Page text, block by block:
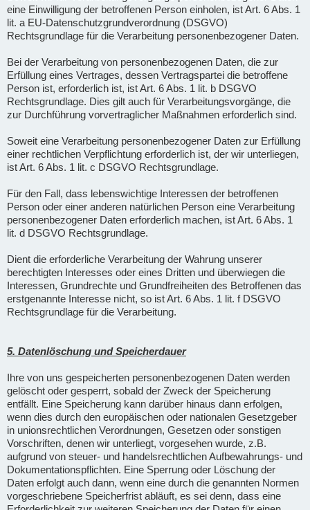
eine Einwilligung der betroffenen Person einholen, ist Art. 6 Abs. 1
lit. a EU-Datenschutzgrundverordnung (DSGVO)
Rechtsgrundlage für die Verarbeitung personenbezogener Daten.
Bei der Verarbeitung von personenbezogenen Daten, die zur
Erfüllung eines Vertrages, dessen Vertragspartei die betroffene
Person ist, erforderlich ist, ist Art. 6 Abs. 1 lit. b DSGVO
Rechtsgrundlage. Dies gilt auch für Verarbeitungsvorgänge, die
zur Durchführung vorvertraglicher Maßnahmen erforderlich sind.
Soweit eine Verarbeitung personenbezogener Daten zur Erfüllung
einer rechtlichen Verpflichtung erforderlich ist, der wir unterliegen,
ist Art. 6 Abs. 1 lit. c DSGVO Rechtsgrundlage.
Für den Fall, dass lebenswichtige Interessen der betroffenen
Person oder einer anderen natürlichen Person eine Verarbeitung
personenbezogener Daten erforderlich machen, ist Art. 6 Abs. 1
lit. d DSGVO Rechtsgrundlage.
Dient die erforderliche Verarbeitung der Wahrung unserer
berechtigten Interesses oder eines Dritten und überwiegen die
Interessen, Grundrechte und Grundfreiheiten des Betroffenen das
erstgenannte Interesse nicht, so ist Art. 6 Abs. 1 lit. f DSGVO
Rechtsgrundlage für die Verarbeitung.
5. Datenlöschung und Speicherdauer
Ihre von uns gespeicherten personenbezogenen Daten werden
gelöscht oder gesperrt, sobald der Zweck der Speicherung
entfällt. Eine Speicherung kann darüber hinaus dann erfolgen,
wenn dies durch den europäischen oder nationalen Gesetzgeber
in unionsrechtlichen Verordnungen, Gesetzen oder sonstigen
Vorschriften, denen wir unterliegt, vorgesehen wurde, z.B.
aufgrund von steuer- und handelsrechtlichen Aufbewahrungs- und
Dokumentationspflichten. Eine Sperrung oder Löschung der
Daten erfolgt auch dann, wenn eine durch die genannten Normen
vorgeschriebene Speicherfrist abläuft, es sei denn, dass eine